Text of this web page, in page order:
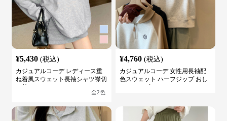
¥5,430 (税込)
カジュアルコーデ レディース重
ね着風スウェット長袖シャツ襟切
全2色
¥4,760 (税込)
カジュアルコーデ 女性用長袖配
色スウェット ハーフジップ おし